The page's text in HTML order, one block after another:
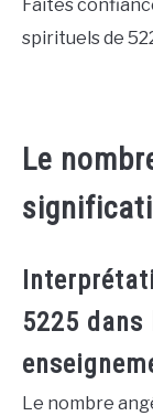
Faites
spirituels de
Le
5225
Le nombre